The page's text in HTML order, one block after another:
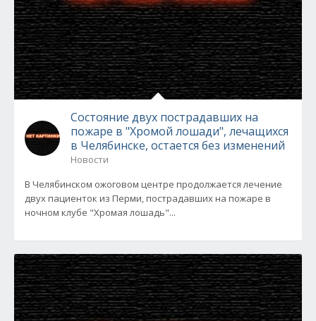
Состояние двух пострадавших на
пожаре в "Хромой лошади", лечащихся
в Челябинске, остается без изменений
Новости
В Челябинском ожоговом центре продолжается лечение
двух пациенток из Перми, пострадавших на пожаре в
ночном клубе "Хромая лошадь"...